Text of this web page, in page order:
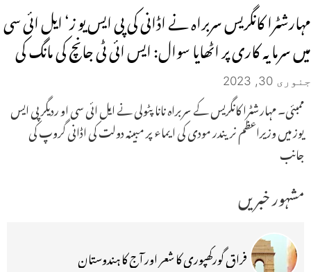
مہارشٹرا کانگریس سربراہ نے اڈانی کی پی ایس یو ز‘ ایل ائی سی
میں سرمایہ کاری پر اٹھایا سوال: ایس ائی ٹی جانچ کی مانگ کی
جنوری 30, 2023
ممبئی۔ مہارشٹرا کانگریس کے سربراہ نانا پٹولی نے ایل ائی سی او ردیگر پی ایس
یوز میں وزیراعظم نریندر مودی کی ایماء پر مبینہ دولت کی اڈانی گروپ کی
جانب
مشہور خبریں
فراق گورکھپوری کا شعر اور آج کا ہندوستان